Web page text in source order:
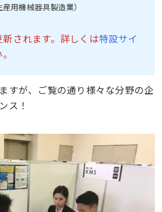
産用機械器具製造業）
されます。詳しくは特設サイ
すが、ご覧の通り様々な分野の企
ス！